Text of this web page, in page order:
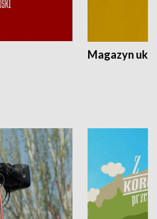
Magazyn